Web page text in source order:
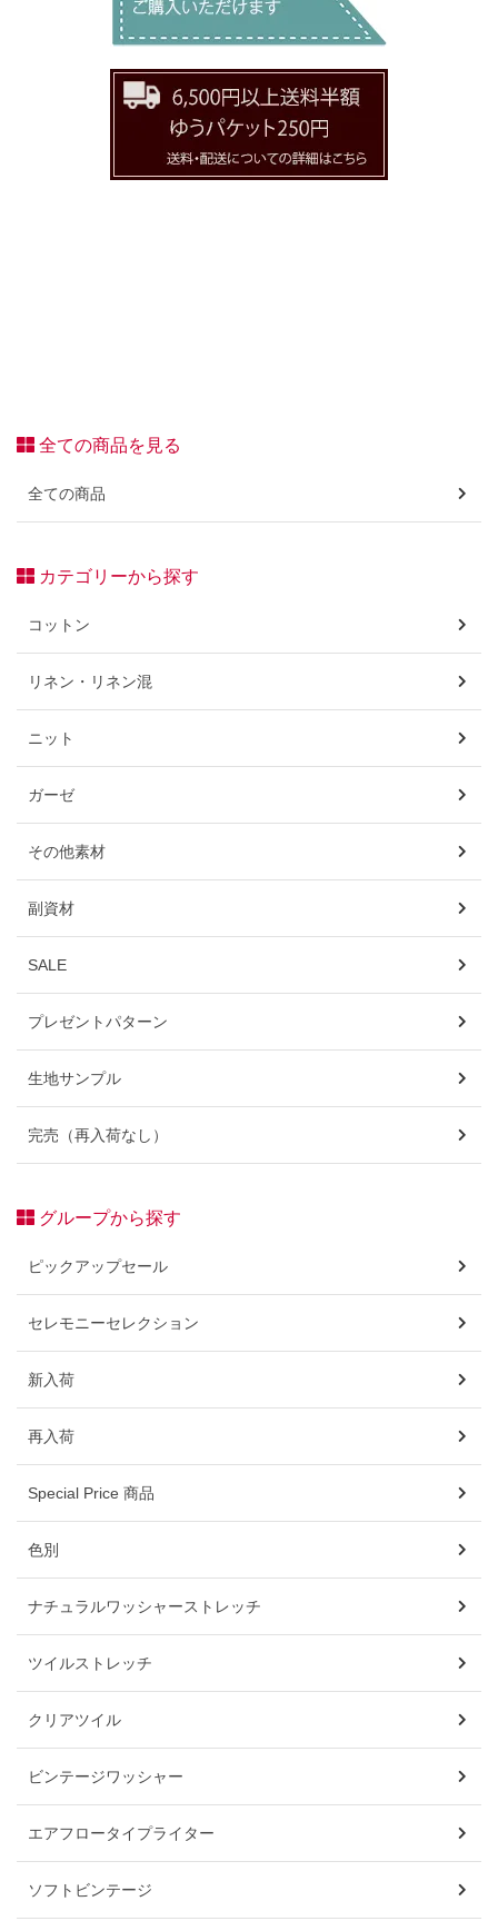
全ての商品を見る
全ての商品
カテゴリーから探す
コットン
リネン・リネン混
ニット
ガーゼ
その他素材
副資材
SALE
プレゼントパターン
生地サンプル
完売（再入荷なし）
グループから探す
ピックアップセール
セレモニーセレクション
新入荷
再入荷
Special Price 商品
色別
ナチュラルワッシャーストレッチ
ツイルストレッチ
クリアツイル
ビンテージワッシャー
エアフロータイプライター
ソフトビンテージ